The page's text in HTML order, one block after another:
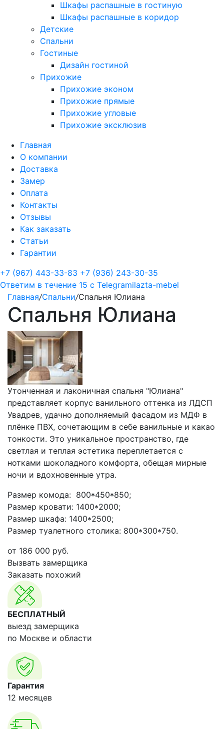
Шкафы распашные в гостиную
Шкафы распашные в коридор
Детские
Спальни
Гостиные
Дизайн гостиной
Прихожие
Прихожие эконом
Прихожие прямые
Прихожие угловые
Прихожие эксклюзив
Главная
О компании
Доставка
Замер
Оплата
Контакты
Отзывы
Как заказать
Статьи
Гарантии
+7 (967) 443-33-83 +7 (936) 243-30-35
Ответим в течение 15 с Telegramilazta-mebel
Главная/Спальни/Спальня Юлиана
Спальня Юлиана
Утонченная и лаконичная спальня "Юлиана"
представляет корпус ванильного оттенка из ЛДСП
Увадрев, удачно дополняемый фасадом из МДФ в
плёнке ПВХ, сочетающим в себе ванильные и какао
тонкости. Это уникальное пространство, где
светлая и теплая эстетика переплетается с
нотками шоколадного комфорта, обещая мирные
ночи и вдохновенные утра.
Размер комода: 800*450*850;
Размер кровати: 1400*2000;
Размер шкафа: 1400*2500;
Размер туалетного столика: 800*300*750.
от 186 000 руб.
Вызвать замерщика
Заказать похожий
БЕСПЛАТНЫЙ
выезд замерщика
по Москве и области
Гарантия
12 месяцев